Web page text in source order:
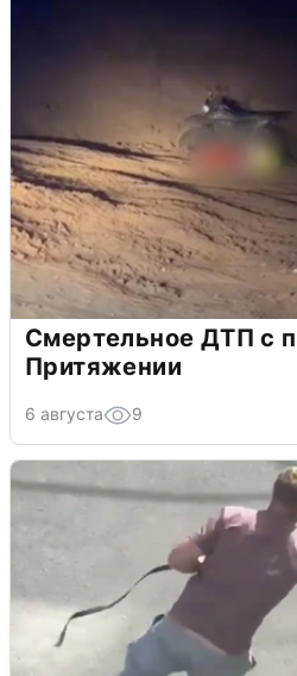
Смертельное ДТП с
Притяжении
6 августа 9